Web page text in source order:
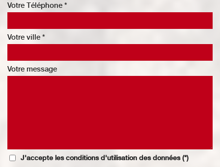
Votre Téléphone *
Votre ville *
Votre message
J'accepte les conditions d'utilisation des données (*)